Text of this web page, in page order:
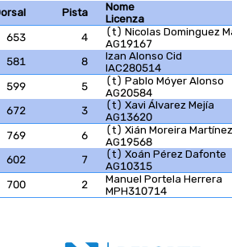
Pista
Nome
Licenza
653 4
(t) Nicolas Dominguez
AG19167
581 8
Izan Alonso Cid
IAC280514
599
5
(t) Pablo Móyer Alonso
AG20584
672
3
(t) Xavi Álvarez Mejía
AG13620
769
6
(t) Xián Moreira Martínez
AG19568
602
7
(t) Xoán Pérez Dafonte
AG10315
700
2
Manuel Portela Herrera
MPH310714